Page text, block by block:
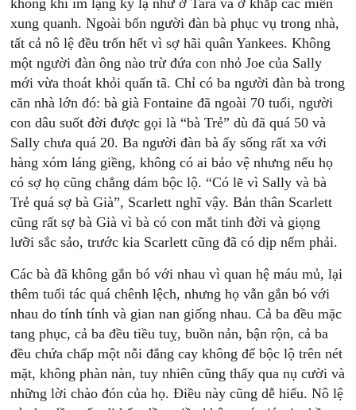
không khí im lặng kỳ lạ như ở Tara và ở khắp các miền
xung quanh. Ngoài bốn người đàn bà phục vụ trong nhà,
tất cả nô lệ đều trốn hết vì sợ hãi quân Yankees. Không
một người đàn ông nào trừ đứa con nhỏ Joe của Sally
mới vừa thoát khỏi quấn tã. Chỉ có ba người đàn bà trong
căn nhà lớn đó: bà già Fontaine đã ngoài 70 tuổi, người
con dâu suốt đời được gọi là “bà Trẻ” dù đã quá 50 và
Sally chưa quá 20. Ba người đàn bà ấy sống rất xa với
hàng xóm láng giềng, không có ai bảo vệ nhưng nếu họ
có sợ họ cũng chẳng dám bộc lộ. “Có lẽ vì Sally và bà
Trẻ quá sợ bà Già”, Scarlett nghĩ vậy. Bản thân Scarlett
cũng rất sợ bà Già vì bà có con mắt tinh đời và giọng
lưỡi sắc sảo, trước kia Scarlett cũng đã có dịp nếm phải.
Các bà đã không gắn bó với nhau vì quan hệ máu mủ, lại
thêm tuổi tác quá chênh lệch, nhưng họ vẫn gắn bó với
nhau do tính tính và gian nan giống nhau. Cả ba đều mặc
tang phục, cả ba đều tiều tuỵ, buồn nản, bận rộn, cả ba
đều chứa chấp một nỗi đắng cay không để bộc lộ trên nét
mặt, không phàn nàn, tuy nhiên cũng thấy qua nụ cười và
những lời chào đón của họ. Ðiều này cũng dễ hiểu. Nô lệ